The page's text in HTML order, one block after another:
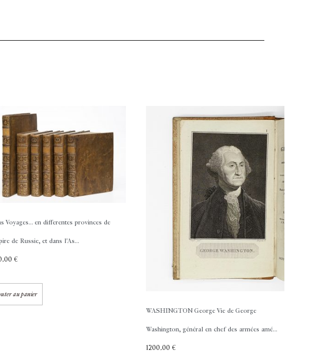
Voyages... en differentes provinces de
de Russie, et dans l'As...
€
au panier
WASHINGTON GeorgeVie de George
Washington, général en chef des armées amé...
1200,00 €